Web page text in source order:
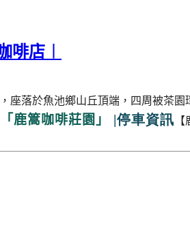
啡店︱
座落於魚池鄉山丘頂端，四周被茶園
「鹿篙咖啡莊園」 |停車資訊